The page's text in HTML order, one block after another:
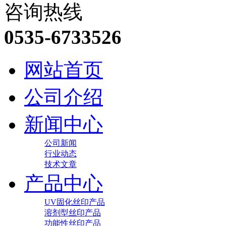
咨询热线
0535-6733526
网站首页
公司介绍
新闻中心
公司新闻
行业动态
技术文章
产品中心
UV固化丝印产品
溶剂型丝印产品
功能性丝印产品